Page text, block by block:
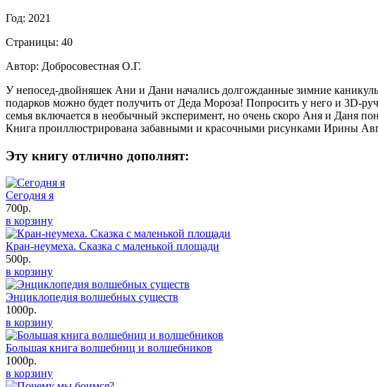
Год: 2021
Страницы: 40
Автор: Добросовестная О.Г.
У непосед-двойняшек Ани и Дани начались долгожданные зимние
подарков можно будет получить от Деда Мороза! Попросить у него и 3D-
семья включается в необычный эксперимент, но очень скоро Аня и Даня
Книга проиллюстрирована забавными и красочными рисунками Ирины
Эту книгу отлично дополнят:
Сегодня я
700р.
в корзину
Кран-неумеха. Сказка с маленькой площади
500р.
в корзину
Энциклопедия волшебных существ
1000р.
в корзину
Большая книга волшебниц и волшебников
1000р.
в корзину